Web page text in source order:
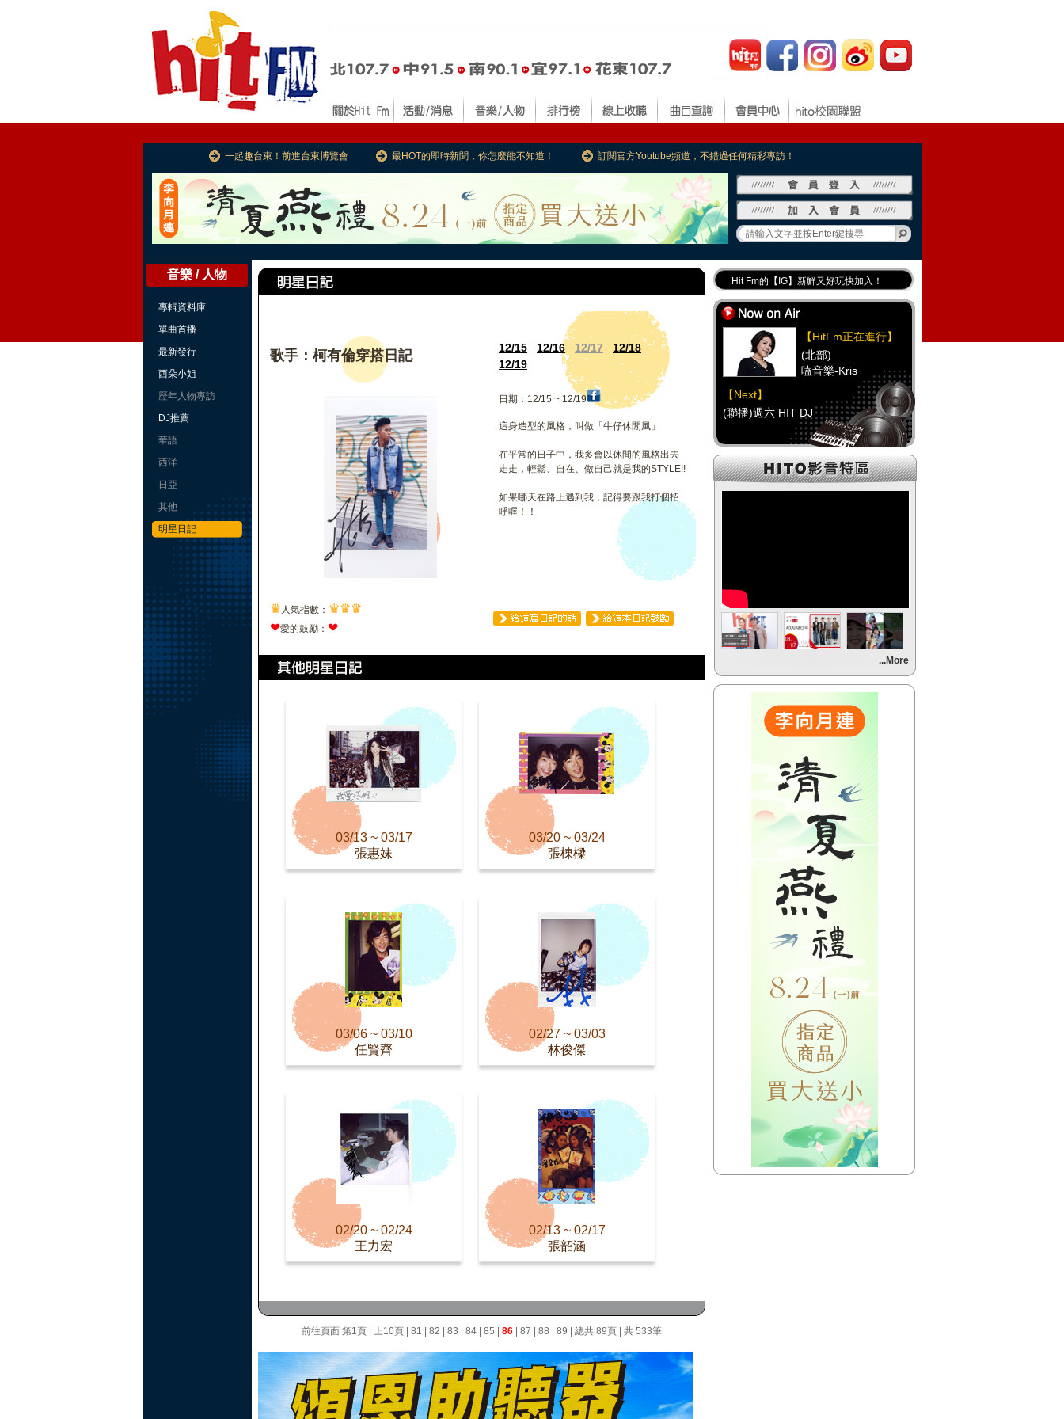
一起趣台東！前進台東博覽會 最HOT的即時新聞，你怎麼能不知道！ 訂閱官方Youtube頻道，不錯過任何精彩專訪！
音樂 / 人物
專輯資料庫
單曲首播
最新發行
西朵小姐
歷年人物專訪
DJ推薦
華語
西洋
日亞
其他
明星日記
歌手：柯有倫穿搭日記 12/15 12/16 12/17
12/18
12/19
日期：12/15 ~ 12/19
這身造型的風格，叫做「牛仔休閒風」
在平常的日子中，我多會以休閒的風格出去
走走，輕鬆、自在、做自己就是我的STYLE!!
如果哪天在路上遇到我，記得要跟我打個招
呼喔！！
♛ 人氣指數： ♛♛♛
❤愛的鼓勵： ❤
03/13 ~ 03/17
張惠妹
03/20 ~ 03/24
張棟樑
03/06 ~ 03/10
任賢齊
02/27 ~ 03/03
林俊傑
02/20 ~ 02/24
王力宏
02/13 ~ 02/17
張韶涵
前往頁面 第1頁 上10頁 81 82 83 84 85 86 87 88 89 | 總共 89頁 | 共 533筆
Hit Fm的【IG】新鮮又好玩快加入！
Hit Fm【FB臉書粉絲團】等你加入！
最專業《DJ推薦》好音樂千萬別錯過！
好康報報 最新優惠訊息都在這！
【HitFm正在進行】
(北部)
嗑音樂-Kris
【Next】
(聯播)週六 HIT DJ
【HitFm正在進行】
(中部)
(南部)
HITO FUN 輕鬆-童童
【Next】
【HitFm正在進行】
(宜蘭)
(聯播)週六 HIT DJ
【HitFm正在進行】
Hito放輕鬆
(聯播)週六 HIT DJ
...More